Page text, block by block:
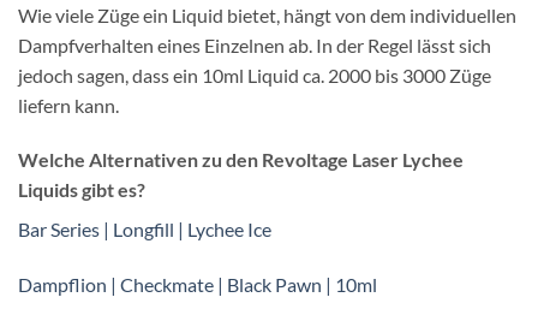
Wie viele Züge ein Liquid bietet, hängt von dem individuellen
Dampfverhalten eines Einzelnen ab. In der Regel lässt sich
jedoch sagen, dass ein 10ml Liquid ca. 2000 bis 3000 Züge
liefern kann.
Welche Alternativen zu den Revoltage Laser Lychee
Liquids gibt es?
Bar Series | Longfill | Lychee Ice
Dampflion | Checkmate | Black Pawn | 10ml